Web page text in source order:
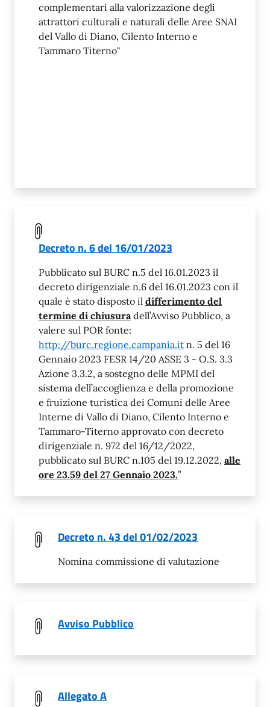
complementari alla valorizzazione degli
attrattori culturali e naturali delle Aree SNAI
del Vallo di Diano, Cilento Interno e
Tammaro Titerno"
Decreto n. 6 del 16/01/2023
Pubblicato sul BURC n.5 del 16.01.2023 il
decreto dirigenziale n.6 del 16.01.2023 con il
quale è stato disposto il differimento del
termine di chiusura dell’Avviso Pubblico, a
valere sul POR fonte:
http://burc.regione.campania.it n. 5 del 16
Gennaio 2023 FESR 14/20 ASSE 3 - O.S. 3.3
Azione 3.3.2, a sostegno delle MPMI del
sistema dell’accoglienza e della promozione
e fruizione turistica dei Comuni delle Aree
Interne di Vallo di Diano, Cilento Interno e
Tammaro-Titerno approvato con decreto
dirigenziale n. 972 del 16/12/2022,
pubblicato sul BURC n.105 del 19.12.2022, alle
ore 23.59 del 27 Gennaio 2023.”
Decreto n. 43 del 01/02/2023
Nomina commissione di valutazione
Avviso Pubblico
Allegato A